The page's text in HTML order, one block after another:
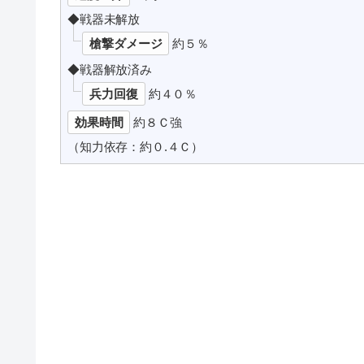
◆戦器未解放
槍撃ダメージ
約５％
◆戦器解放済み
兵力回復
約４０％
効果時間
約８Ｃ強
（知力依存：約０.４Ｃ）